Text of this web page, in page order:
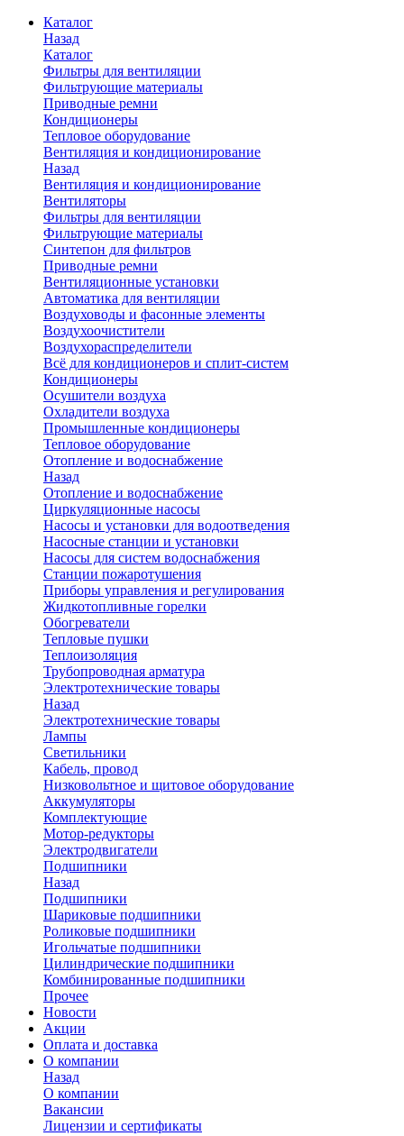
Каталог
Назад
Каталог
Фильтры для вентиляции
Фильтрующие материалы
Приводные ремни
Кондиционеры
Тепловое оборудование
Вентиляция и кондиционирование
Назад
Вентиляция и кондиционирование
Вентиляторы
Фильтры для вентиляции
Фильтрующие материалы
Синтепон для фильтров
Приводные ремни
Вентиляционные установки
Автоматика для вентиляции
Воздуховоды и фасонные элементы
Воздухоочистители
Воздухораспределители
Всё для кондиционеров и сплит-систем
Кондиционеры
Осушители воздуха
Охладители воздуха
Промышленные кондиционеры
Тепловое оборудование
Отопление и водоснабжение
Назад
Отопление и водоснабжение
Циркуляционные насосы
Насосы и установки для водоотведения
Насосные станции и установки
Насосы для систем водоснабжения
Станции пожаротушения
Приборы управления и регулирования
Жидкотопливные горелки
Обогреватели
Тепловые пушки
Теплоизоляция
Трубопроводная арматура
Электротехнические товары
Назад
Электротехнические товары
Лампы
Светильники
Кабель, провод
Низковольтное и щитовое оборудование
Аккумуляторы
Комплектующие
Мотор-редукторы
Электродвигатели
Подшипники
Назад
Подшипники
Шариковые подшипники
Роликовые подшипники
Игольчатые подшипники
Цилиндрические подшипники
Комбинированные подшипники
Прочее
Новости
Акции
Оплата и доставка
О компании
Назад
О компании
Вакансии
Лицензии и сертификаты